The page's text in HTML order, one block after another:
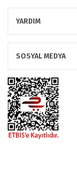
YARDIM
SOSYAL MEDYA